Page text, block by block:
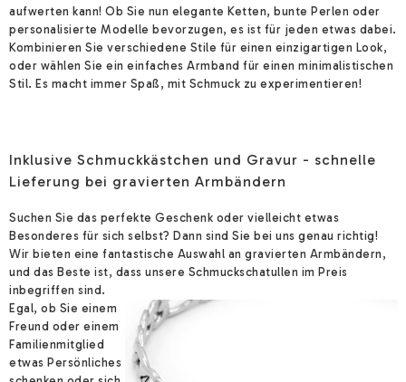
aufwerten kann! Ob Sie nun elegante Ketten, bunte Perlen oder
personalisierte Modelle bevorzugen, es ist für jeden etwas dabei.
Kombinieren Sie verschiedene Stile für einen einzigartigen Look,
oder wählen Sie ein einfaches Armband für einen minimalistischen
Stil. Es macht immer Spaß, mit Schmuck zu experimentieren!
Inklusive Schmuckkästchen und Gravur - schnelle
Lieferung bei gravierten Armbändern
Suchen Sie das perfekte Geschenk oder vielleicht etwas
Besonderes für sich selbst? Dann sind Sie bei uns genau richtig!
Wir bieten eine fantastische Auswahl an gravierten Armbändern,
und das Beste ist, dass unsere Schmuckschatullen im Preis
inbegriffen sind.
Egal, ob Sie einem
Freund oder einem
Familienmitglied
etwas Persönliches